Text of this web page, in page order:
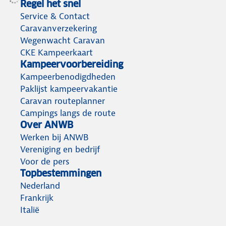
Regel het snel
Service & Contact
Caravanverzekering
Wegenwacht Caravan
CKE Kampeerkaart
Kampeervoorbereiding
Kampeerbenodigdheden
Paklijst kampeervakantie
Caravan routeplanner
Campings langs de route
Over ANWB
Werken bij ANWB
Vereniging en bedrijf
Voor de pers
Topbestemmingen
Nederland
Frankrijk
Italië